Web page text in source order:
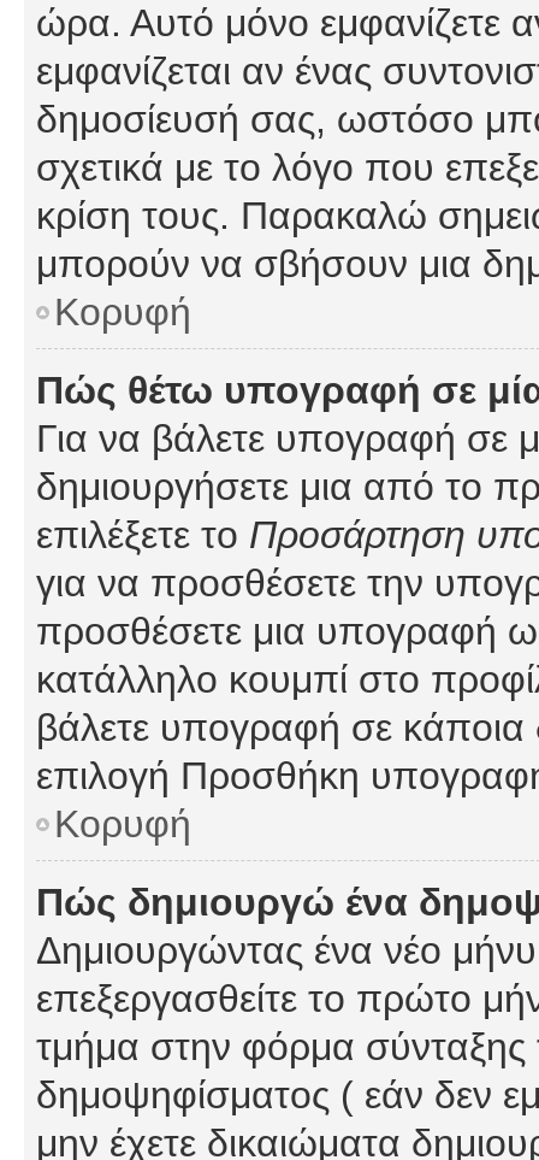
ώρα. Αυτό μόνο εμφανίζετε
εμφανίζεται αν ένας
δημοσίευσή σας, ωστόσο
σχετικά με το λόγο που
κρίση τους. Παρακαλώ
μπορούν να σβήσουν μια
Κορυφή
Πώς θέτω υπογραφή σε
Για να βάλετε υπογραφή σε
δημιουργήσετε μια από το
επιλέξετε το Προσάρτηση
για να προσθέσετε την
προσθέσετε μια υπογραφή
κατάλληλο κουμπί στο
βάλετε υπογραφή σε κάποια
επιλογή Προσθήκη
Κορυφή
Πώς δημιουργώ ένα
Δημιουργώντας ένα νέο
επεξεργασθείτε το πρώτο
τμήμα στην φόρμα σύνταξης
δημοψηφίσματος ( εάν δεν
μην έχετε δικαιώματα